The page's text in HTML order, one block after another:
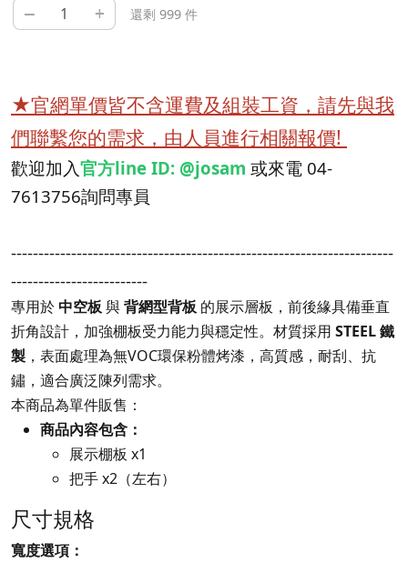
– + 還剩 999 件
★官網單價皆不含運費及組裝工資，請先與我
們聯繫您的需求，由人員進行相關報價!
歡迎加入官方line ID: @josam 或來電 04-
7613756詢問專員
----------------------------------------------------------------------
-------------------------
專用於中空板與背網型背板 的展示層板，前後緣具備垂直
折角設計，加強棚板受力能力與穩定性。材質採用 STEEL 鐵
製 ，表面處理為無VOC環保粉體烤漆，高質感，耐刮、抗
鏽，適合廣泛陳列需求。
本商品為單件販售：
商品內容包含：
展示棚板 x1
把手 x2（左右）
尺寸規格
寬度選項：